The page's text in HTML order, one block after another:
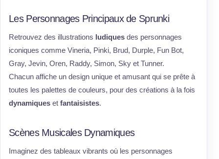
Les Personnages Principaux de Sprunki
Retrouvez des illustrations ludiques des personnages
iconiques comme Vineria, Pinki, Brud, Durple, Fun Bot,
Gray, Jevin, Oren, Raddy, Simon, Sky et Tunner.
Chacun affiche un design unique et amusant qui se prête à
toutes les palettes de couleurs, pour des créations à la fois
dynamiques et fantaisistes.
Scènes Musicales Dynamiques
Imaginez des tableaux vibrants où les personnages